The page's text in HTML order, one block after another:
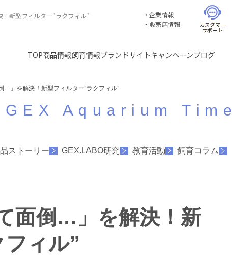
新型フィルター"ラクフィル"
カスタマー
サポート
TOP商品情報飼育情報ブランドサイトキャンペーンブログ
企業情報
販売店情報
…」を解決！新型フィルター”ラクフィル”
GEX Aquarium Time
ストーリー GEX.LABO研究 教育活動 飼育コラム
面倒…」を解決！新
ィル”